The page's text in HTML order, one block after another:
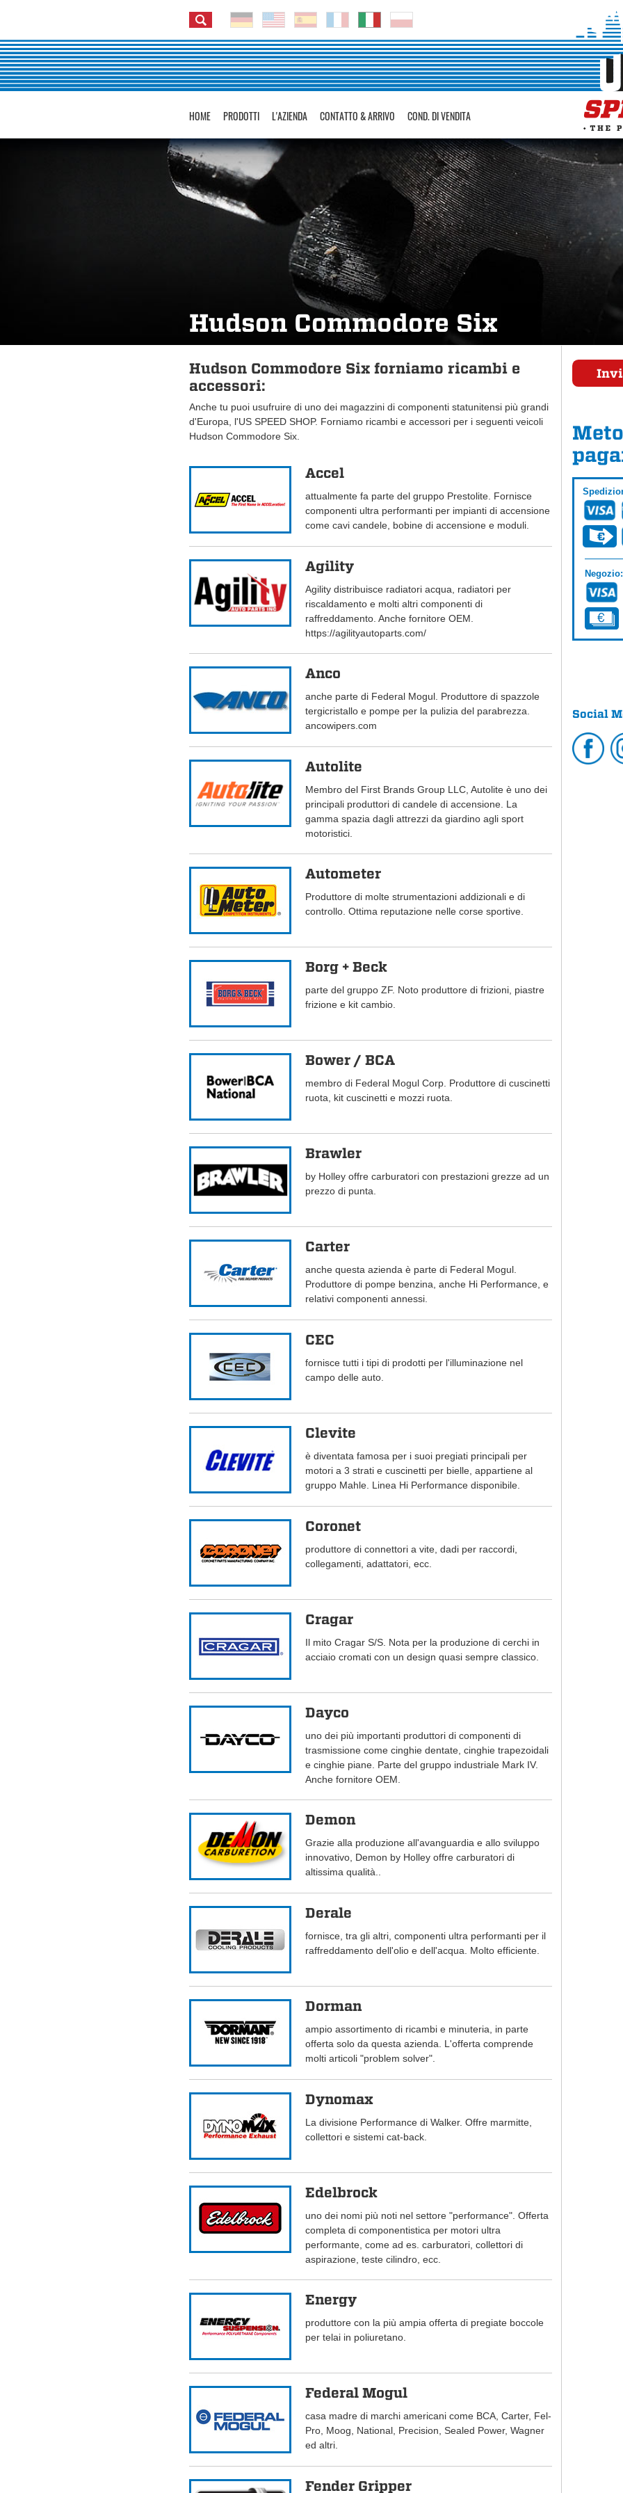
HOME PRODOTTI L'AZIENDA CONTATTO & ARRIVO COND. DI VENDITA
Hudson Commodore Six
Hudson Commodore Six forniamo ricambi e
accessori:
Anche tu puoi usufruire di uno dei magazzini di componenti statunitensi più grandi
d'Europa, l'US SPEED SHOP. Forniamo ricambi e accessori per i seguenti veicoli
Hudson Commodore Six.
Accel
attualmente fa parte del gruppo Prestolite. Fornisce
componenti ultra performanti per impianti di accensione
come cavi candele, bobine di accensione e moduli.
Agility
Agility distribuisce radiatori acqua, radiatori per
riscaldamento e molti altri componenti di
raffreddamento. Anche fornitore OEM.
https://agilityautoparts.com/
Anco
anche parte di Federal Mogul. Produttore di spazzole
tergicristallo e pompe per la pulizia del parabrezza.
ancowipers.com
Autolite
Membro del First Brands Group LLC, Autolite è uno dei
principali produttori di candele di accensione. La
gamma spazia dagli attrezzi da giardino agli sport
motoristici.
Autometer
Produttore di molte strumentazioni addizionali e di
controllo. Ottima reputazione nelle corse sportive.
Borg + Beck
parte del gruppo ZF. Noto produttore di frizioni, piastre
frizione e kit cambio.
Bower / BCA
membro di Federal Mogul Corp. Produttore di cuscinetti
ruota, kit cuscinetti e mozzi ruota.
Brawler
by Holley offre carburatori con prestazioni grezze ad un
prezzo di punta.
Carter
anche questa azienda è parte di Federal Mogul.
Produttore di pompe benzina, anche Hi Performance, e
relativi componenti annessi.
CEC
fornisce tutti i tipi di prodotti per l'illuminazione nel
campo delle auto.
Clevite
è diventata famosa per i suoi pregiati principali per
motori a 3 strati e cuscinetti per bielle, appartiene al
gruppo Mahle. Linea Hi Performance disponibile.
Coronet
produttore di connettori a vite, dadi per raccordi,
collegamenti, adattatori, ecc.
Cragar
Il mito Cragar S/S. Nota per la produzione di cerchi in
acciaio cromati con un design quasi sempre classico.
Dayco
uno dei più importanti produttori di componenti di
trasmissione come cinghie dentate, cinghie trapezoidali
e cinghie piane. Parte del gruppo industriale Mark IV.
Anche fornitore OEM.
Demon
Grazie alla produzione all'avanguardia e allo sviluppo
innovativo, Demon by Holley offre carburatori di
altissima qualità..
Derale
fornisce, tra gli altri, componenti ultra performanti per il
raffreddamento dell'olio e dell'acqua. Molto efficiente.
Dorman
ampio assortimento di ricambi e minuteria, in parte
offerta solo da questa azienda. L'offerta comprende
molti articoli "problem solver".
Dynomax
La divisione Performance di Walker. Offre marmitte,
collettori e sistemi cat-back.
Edelbrock
uno dei nomi più noti nel settore "performance". Offerta
completa di componentistica per motori ultra
performante, come ad es. carburatori, collettori di
aspirazione, teste cilindro, ecc.
Energy
produttore con la più ampia offerta di pregiate boccole
per telai in poliuretano.
Federal Mogul
casa madre di marchi americani come BCA, Carter, Fel-
Pro, Moog, National, Precision, Sealed Power, Wagner
ed altri.
Fender Gripper
Negozio:
Social